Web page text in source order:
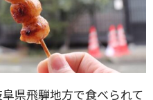
県飛騨地方で食べられて